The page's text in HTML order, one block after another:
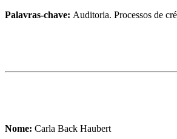
Palavras-chave: Auditoria. Processos de
Nome: Carla Back Haubert